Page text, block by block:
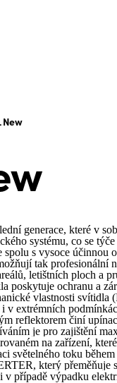
New
generace, které v
systému, co se
spolu s vysoce
tak profesionální
letištních ploch a
poskytuje ochranu a
vlastnosti
v extrémních
reflektorem činí
je pro zajištění
na zařízení,
světelného toku během
který přeměňuje
v případě výpadku